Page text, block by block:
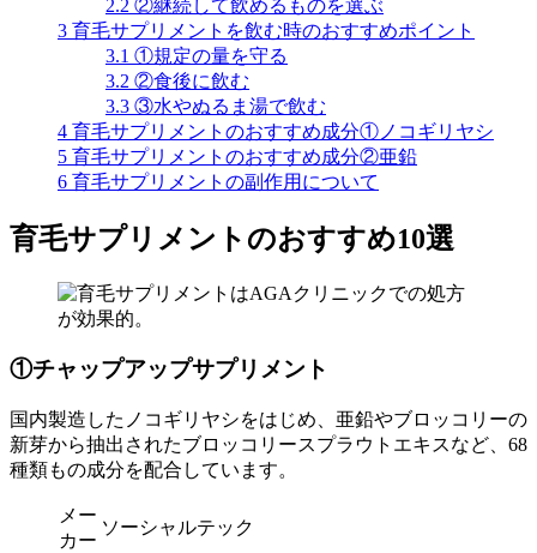
2.2 ②継続して飲めるものを選ぶ
3 育毛サプリメントを飲む時のおすすめポイント
3.1 ①規定の量を守る
3.2 ②食後に飲む
3.3 ③水やぬるま湯で飲む
4 育毛サプリメントのおすすめ成分①ノコギリヤシ
5 育毛サプリメントのおすすめ成分②亜鉛
6 育毛サプリメントの副作用について
育毛サプリメントのおすすめ10選
①チャップアップサプリメント
国内製造したノコギリヤシをはじめ、亜鉛やブロッコリーの
新芽から抽出されたブロッコリースプラウトエキスなど、68
種類もの成分を配合しています。
メー
カー
ソーシャルテック